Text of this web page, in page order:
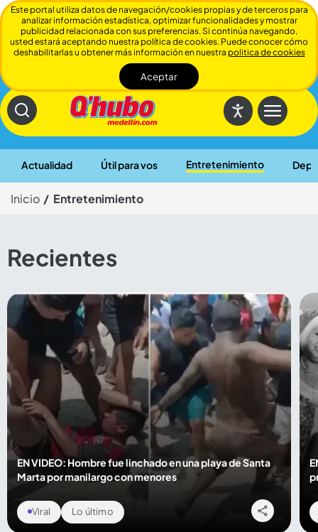
Actualidad Útil para vos Entretenimiento
Cerrar
Inicio Entretenimiento
Recientes
EN VIDEO: Hombre fue linchado en una playa de Santa
Marta por manilargo con menores
Viral Lo último
Este portal utiliza datos de navegación/cookies propias y de terceros para
analizar información estadística, optimizar funcionalidades y mostrar
publicidad relacionada con sus preferencias. Si continúa navegando,
usted estará aceptando nuestra política de cookies. Puede conocer cómo
deshabilitarlas u obtener más información en nuestra politica de cookies
Aceptar